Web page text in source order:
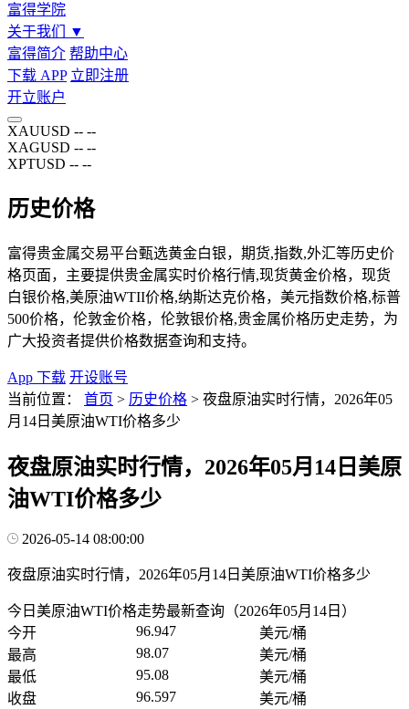
富得学院
关于我们
▼
富得简介 帮助中心
下载 APP 立即注册
开立账户
XAUUSD -- --
XAGUSD -- --
XPTUSD -- --
历史价格
富得贵金属交易平台甄选黄金白银，期货,指数,外汇等历史价
格页面，主要提供贵金属实时价格行情,现货黄金价格，现货
白银价格,美原油WTII价格,纳斯达克价格，美元指数价格,标普
500价格，伦敦金价格，伦敦银价格,贵金属价格历史走势，为
广大投资者提供价格数据查询和支持。
App 下载 开设账号
当前位置：
首页 > 历史价格 > 夜盘原油实时行情，2026年05
月14日美原油WTI价格多少
夜盘原油实时行情，2026年05月14日美原
油WTI价格多少
2026-05-14 08:00:00
夜盘原油实时行情，2026年05月14日美原油WTI价格多少
今日美原油WTI价格走势最新查询（2026年05月14日）
今开
96.947
美元/桶
最高
98.07
美元/桶
最低
95.08
美元/桶
收盘
96.597
美元/桶